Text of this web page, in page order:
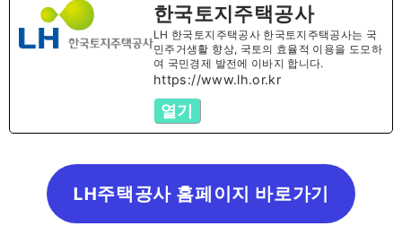
한국토지주택공사
LH 한국토지주택공사 한국토지주택공사는 국
민주거생활 향상, 국토의 효율적 이용을 도모하
여 국민경제 발전에 이바지 합니다.
https://www.lh.or.kr
열기
LH주택공사 홈페이지 바로가기